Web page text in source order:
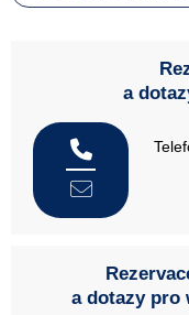
a
a dotazy pro